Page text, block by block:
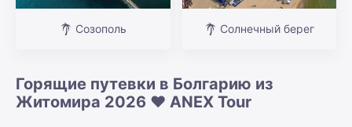
Созополь Солнечный берег
Горящие путевки в Болгарию из
Житомира 2026 ❤️ ANEX Tour